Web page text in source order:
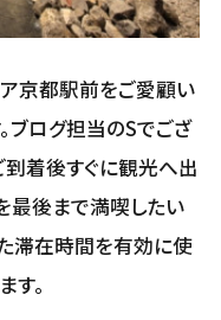
ア京都駅前をご愛顧い
ブログ担当のSでござ
後すぐに観光へ出
最後まで満喫したい
滞在時間を有効に使
す。